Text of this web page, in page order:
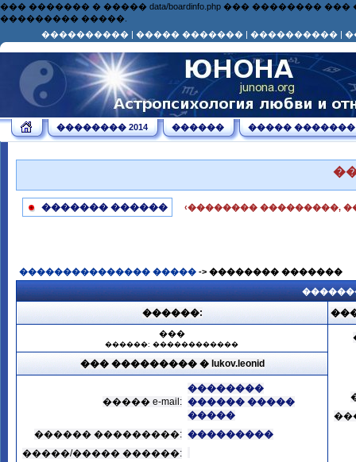
��� ������� � ����� data/boardinfo.php ���
��������� �����.
���������� | ����� ������� | ���������� |
�������� 2014 ������ ����� �������
������� ������ ‹�������� ���������,
��������������� ����� -> �������� �������
������:
���
������: ������������
��� ��������� � lukov.leonid
����� e-mail:
��������
������ �����
�����
������ ���������: ���������
�����/����� ������: